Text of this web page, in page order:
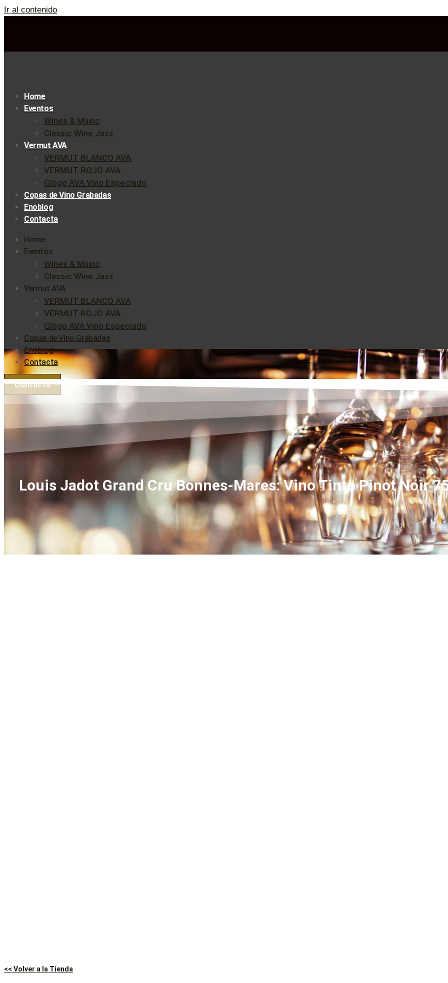
Ir al contenido
Home
Eventos
Wines & Music
Classic Wine Jazz
Vermut AVA
VERMUT BLANCO AVA
VERMUT ROJO AVA
Glögg AVA Vino Especiado
Copas de Vino Grabadas
Enoblog
Contacta
Home
Eventos
Wines & Music
Classic Wine Jazz
Vermut AVA
VERMUT BLANCO AVA
VERMUT ROJO AVA
Glögg AVA Vino Especiado
Copas de Vino Grabadas
Enoblog
Contacta
Contacta
Louis Jadot Grand Cru Bonnes-Mares: Vino Tinto Pinot Noir
<< Volver a la Tienda